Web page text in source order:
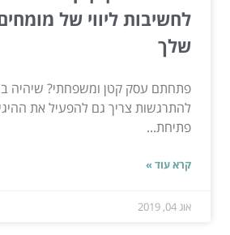
לחשיבות ליווי של
שלך
פתחתם עסק קטן ומשפחתי? שיהיה
להתרגשות צריך גם להפעיל את
פתיחת...
קרא עוד »
אוג 04, 2019